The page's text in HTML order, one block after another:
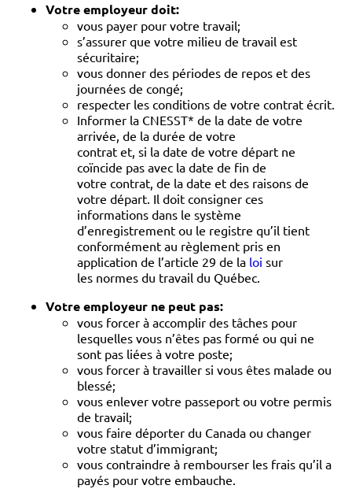
Votre employeur doit:
vous payer pour votre travail;
s’assurer que votre milieu de travail est
sécuritaire;
vous donner des périodes de repos et des
journées de congé;
respecter les conditions de votre contrat écrit.
Informer la CNESST* de la date de votre
arrivée, de la durée de votre
contrat et, si la date de votre départ ne
coïncide pas avec la date de fin de
votre contrat, de la date et des raisons de
votre départ. Il doit consigner ces
informations dans le système
d’enregistrement ou le registre qu’il tient
conformément au règlement pris en
application de l’article 29 de la loi sur
les normes du travail du Québec.
Votre employeur ne peut pas:
vous forcer à accomplir des tâches pour
lesquelles vous n’êtes pas formé ou qui ne
sont pas liées à votre poste;
vous forcer à travailler si vous êtes malade ou
blessé;
vous enlever votre passeport ou votre permis
de travail;
vous faire déporter du Canada ou changer
votre statut d’immigrant;
vous contraindre à rembourser les frais qu’il a
payés pour votre embauche.